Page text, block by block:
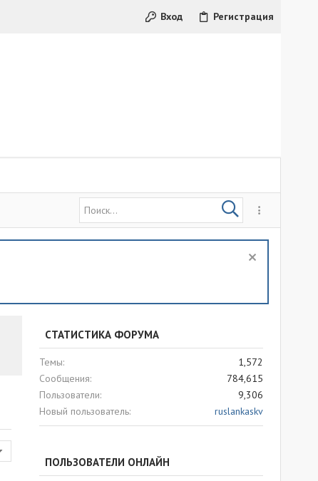
Вход Регистрация
СТАТИСТИКА ФОРУМА
Темы
1,572
Сообщения
784,615
Пользователи
9,306
Новый пользователь
ruslankaskv
ПОЛЬЗОВАТЕЛИ ОНЛАЙН